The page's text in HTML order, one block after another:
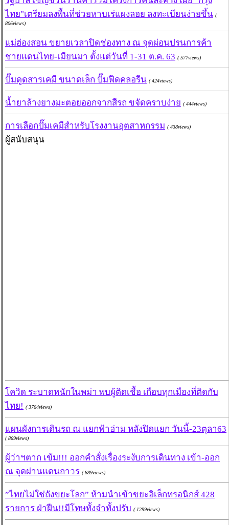
ไทย"เตรียมลงพื้นที่ช่วยหาบเร่แผงลอย ลงทะเบียนง่ายขึ้น (
806views)
แม่ฮ่องสอน ขยายเวลาปิดช่องทาง ณ จุดผ่อนปรนการค้า
ชายแดนไทย-เมียนมา ตั้งแต่วันที่ 1-31 ต.ค. 63 ( 577views)
ปั๊มดูดสารเคมี ขนาดเล็ก ปั๊มฟีดคลอรีน ( 424views)
น้ำยาล้างยางมะตอยออกจากสีรถ ขจัดคราบง่าย ( 444views)
การเลือกปั๊มเคมีสำหรับโรงงานอุตสาหกรรม ( 438views)
ผู้สนับสนุน
โควิด ระบาดหนักในพม่า พบผู้ติดเชื้อ เกือบทุกเมืองที่ติดกับ
ไทย! ( 3764views)
แผนผังการเดินรถ ณ แยกฟ้าฮ่าม หลังปิดแยก วันนี้-23ตุลา63
( 869views)
ผู้ว่าฯตาก เข้ม!!! ออกคำสั่งเรื่องระงับการเดินทาง เข้า-ออก
ณ จุดผ่านแดนถาวร ( 889views)
”ไทยไม่ใช่ถังขยะโลก” ห้ามนำเข้าขยะอิเล็กทรอนิกส์ 428
รายการ ฝ่าฝืน!!มีโทษทั้งจำทั้งปรับ ( 1299views)